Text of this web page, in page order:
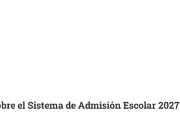
el Sistema de Admisión Escolar 2027